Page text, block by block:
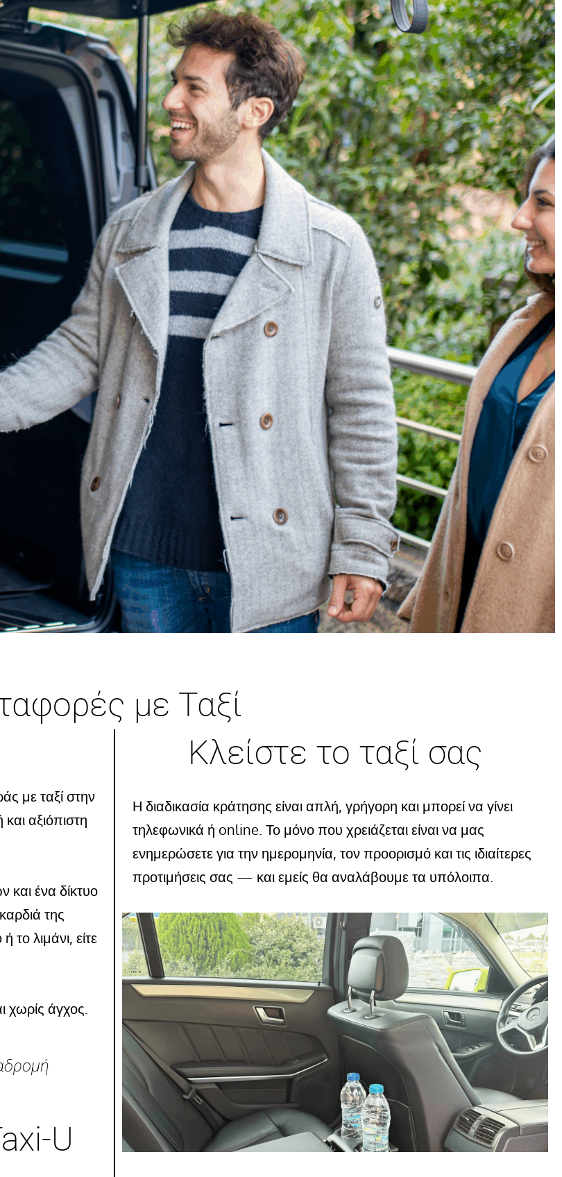
με Ταξί
με ταξί στην
αξιόπιστη
ένα δίκτυο
της
λιμάνι, είτε
χωρίς άγχος.
U
Κλείστε το ταξί σας
Η διαδικασία κράτησης είναι απλή, γρήγορη και μπορεί να γίνει
τηλεφωνικά ή online. Το μόνο που χρειάζεται είναι να μας
ενημερώσετε για την ημερομηνία, τον προορισμό και τις ιδιαίτερες
προτιμήσεις σας — και εμείς θα αναλάβουμε τα υπόλοιπα.